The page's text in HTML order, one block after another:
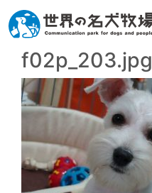
f02p_203.jpg